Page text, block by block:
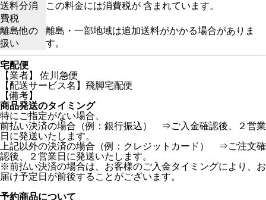
送料分消
費税
この料金には消費税が 含まれています。
離島他の
扱い
離島・一部地域は追加送料がかかる場合がありま
す。
宅配便
【業者】 佐川急便
【配送サービス名】飛脚宅配便
【備考】
商品発送のタイミング
特にご指定がない場合、
前払い決済の場合（例：銀行振込） ⇒ご入金確認後、２営業
日に発送いたします。
上記以外の決済の場合（例：クレジットカード） ⇒ご注文確
認後、２営業日に発送いたします。
※前払い決済の場合は、お客様のご入金タイミングにより、お
届け予定日が前後することがございます。
予約商品について